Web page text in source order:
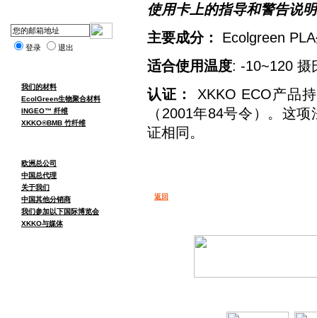
登录 退出
我们的材料
EcolGreen生物聚合材料
INGEO™ 纤维
XKKO®BMB 竹纤维
欧洲总公司
中国总代理
关于我们
中国其他分销商
我们参加以下国际博览会
XKKO与媒体
使用卡上的指导和警告说
主要成分：
Ecolgreen
适合使用温度: -10~120 摄
认证：
XKKO ECO产品
（2001年84号令）。这
证相同。
返回